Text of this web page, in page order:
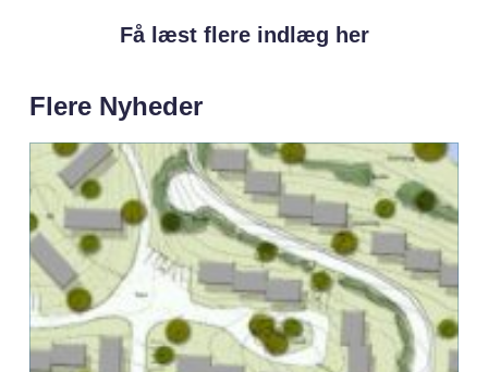
Få læst flere indlæg her
Flere Nyheder